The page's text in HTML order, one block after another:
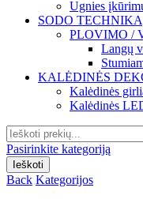
Ugnies
SODO
PLOVIMO /
Langų
KALĖDINĖS
Kalėdinės
Kalėdinės
Search
for:
Pasirinkite kategoriją
Ieškoti
Back Kategorijos